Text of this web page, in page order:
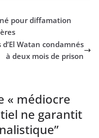
pour diffamation
Watan condamnés
à deux mois de prison
« médiocre
ne garantit
”